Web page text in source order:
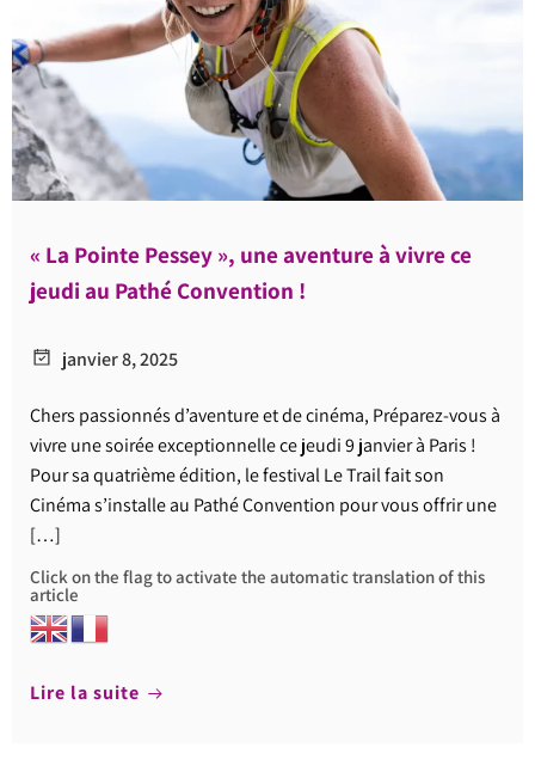
« La Pointe Pessey », une aventure à vivre ce
jeudi au Pathé Convention !
janvier 8, 2025
Chers passionnés d’aventure et de cinéma, Préparez-vous à
vivre une soirée exceptionnelle ce jeudi 9 janvier à Paris !
Pour sa quatrième édition, le festival Le Trail fait son
Cinéma s’installe au Pathé Convention pour vous offrir une
[…]
Click on the flag to activate the automatic translation of this
article
Lire la suite